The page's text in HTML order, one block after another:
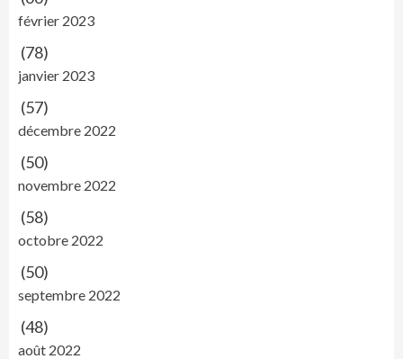
février 2023
(78)
janvier 2023
(57)
décembre 2022
(50)
novembre 2022
(58)
octobre 2022
(50)
septembre 2022
(48)
août 2022